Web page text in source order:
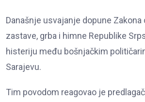
Današnje usvajanje dopune Zakona
zastave, grba i himne Republike
histeriju među bošnjačkim
Sarajevu.
Tim povodom reagovao je